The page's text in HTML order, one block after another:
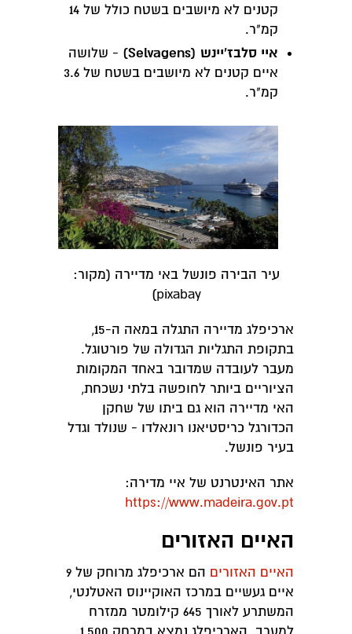
קטנים לא מיושבים בשטח כולל של 14
קמ"ר.
איי סלבז'יינש (Selvagens)
- שלושה
איים קטנים לא מיושבים בשטח של 3.6
קמ"ר.
עיר הבירה פונשל באי מדיירה (מקור:
pixabay)
ארכיפלג מדיירה התגלה במאה ה-15,
בתקופת התגליות הגדולה של פורטוגל.
מעבר לעובדה שמדובר באחד המקומות
הציוריים ביותר לחופשה בלתי נשכחת,
האי מדיירה הוא גם ביתו של שחקן
הכדורגל כריסטיאנו רונאלדו - שנולד וגדל
בעיר פונשל.
אתר האינטרנט של איי מדירה:
https://www.madeira.gov.pt
האיים האזורים
האיים האזורים
הם ארכיפלג מרוחק של 9
איים געשיים במרכז האוקיינוס האטלנטי,
המשתרע לאורך 645 קילומטר ממזרח